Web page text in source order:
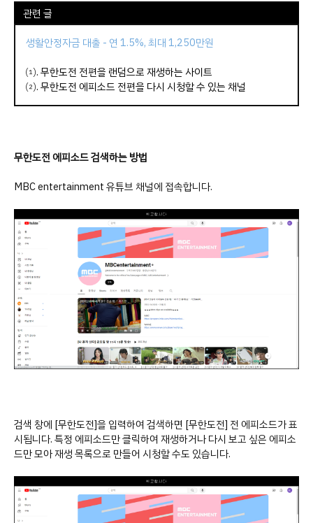
관련 글
생활안정자금 대출 - 연 1.5%, 최대 1,250만원
⑴.무한도전 전편을 랜덤으로 재생하는 사이트
⑵.무한도전 에피소드 전편을 다시 시청할 수 있는 채널
무한도전 에피소드 검색하는 방법
MBC entertainment 유튜브 채널에 접속합니다.
검색 창에 [무한도전]을 입력하여 검색하면 [무한도전] 전 에피소드가 표
시됩니다. 특정 에피소드만 클릭하여 재생하거나 다시 보고 싶은 에피소
드만 모아 재생 목록으로 만들어 시청할 수도 있습니다.